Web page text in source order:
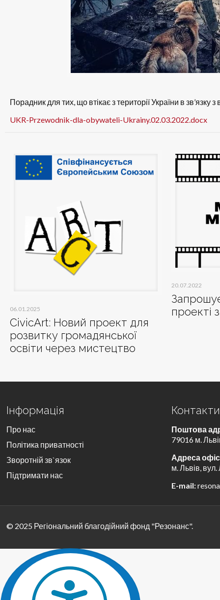
Порадник для тих, що втікає з території України в
UKR-Przewodnik-dla-obywateli-Ukrainy.02.03.2022.docx
06.01.2025
CivicArt: Новий проект для
розвитку громадянської
освіти через мистецтво
20.07.2022
проекті
Інформація
Про нас
Політика приватності
Зворотній зв`язок
Підтримати нас
Контакти
Поштова
79016 м.
Адреса
м. Львів,
E-mail:
© 2025 Регіональний благодійний фонд "Резонанс".